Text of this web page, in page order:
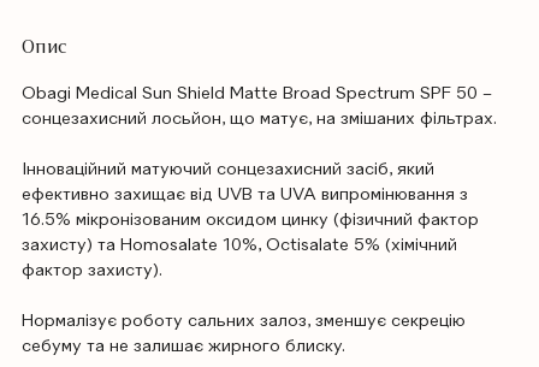
Опис
Obagi Medical Sun Shield Matte Broad Spectrum SPF 50 –
сонцезахисний лосьйон, що матує, на змішаних фільтрах.
Інноваційний матуючий сонцезахисний засіб, який
ефективно захищає від UVB та UVA випромінювання з
16.5% мікронізованим оксидом цинку (фізичний фактор
захисту) та Homosalate 10%, Octisalate 5% (хімічний
фактор захисту).
Нормалізує роботу сальних залоз, зменшує секрецію
себуму та не залишає жирного блиску.